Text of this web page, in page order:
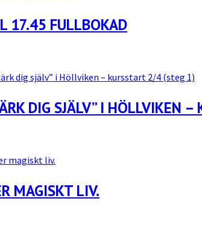
17.45 FULLBOKAD
DIG SJÄLV” I HÖLLVIKEN
MAGISKT LIV.